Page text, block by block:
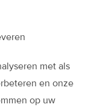
met als
en onze
op uw